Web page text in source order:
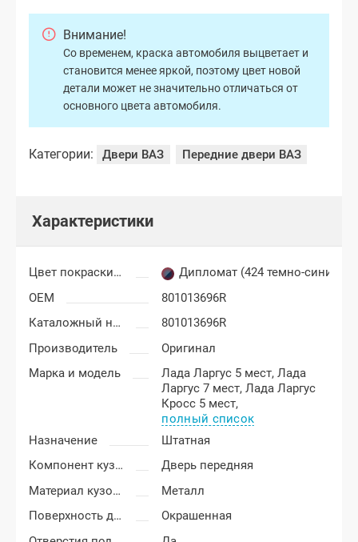
Внимание!
Со временем, краска автомобиля выцветает и
становится менее яркой, поэтому цвет новой
детали может не значительно отличаться от
основного цвета автомобиля.
Категории: Двери ВАЗ Передние двери ВАЗ
Характеристики
Цвет покраски Лада Ларгус
Дипломат (424 темно-синий)
OEM
801013696R
Каталожный номер
801013696R
Производитель
Оригинал
Марка и модель
Лада Ларгус 5 мест,Лада
Ларгус 7 мест,Лада Ларгус
Кросс 5 мест,
полный список
Назначение
Штатная
Компонент кузова
Дверь передняя
Материал кузовных деталей
Металл
Поверхность двери
Окрашенная